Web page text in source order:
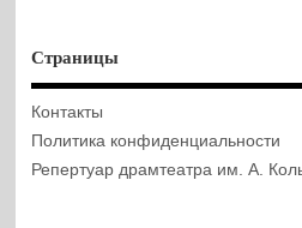
Страницы
Контакты
Политика конфиденциальности
Репертуар драмтеатра им. А.